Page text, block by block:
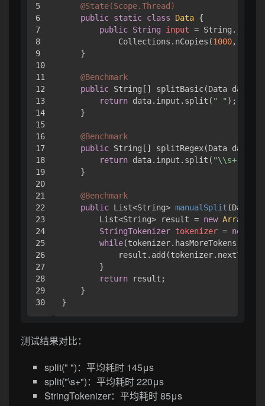
5
6
7
8
9
10
11
12
13
14
15
16
17
18
19
20
21
22
23
24
25
26
27
28
29
@State(Scope.Thread)
public static class Data {
public String input = String.join(
            Collections.nCopies(
1000,
    }
@Benchmark
public String[] splitBasic(Data data) {
return data.input.split( " " );
    }
@Benchmark
public String[] splitRegex(Data data) {
return data.input.split( "\\s+"
    }
@Benchmark
public List<String> manualSplit (Data
        List<String> result =
new ArrayList
StringTokenizer tokenizer = new
while(tokenizer.hasMoreTokens()) {
        }
return result;
    }
测试结果对比：
split(" ")：平均耗时 145μs
split("\s+")：平均耗时 220μs
StringTokenizer：平均耗时 85μs